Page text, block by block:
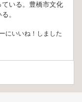
いる。豊橋市文化
。
にいいね！しました